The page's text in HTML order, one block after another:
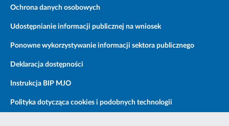
Ochrona danych osobowych
Udostępnianie informacji publicznej na wniosek
Ponowne wykorzystywanie informacji sektora publicznego
Deklaracja dostępności
Instrukcja BIP MJO
Polityka dotycząca cookies i podobnych technologii